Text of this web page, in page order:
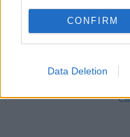
CONFIRM
Data Deletion